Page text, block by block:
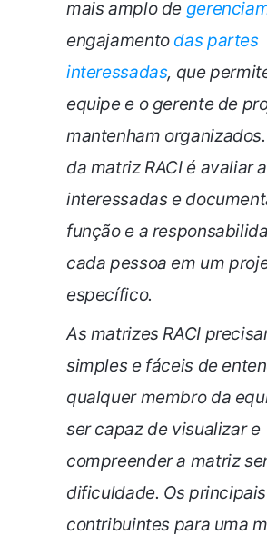
mais amplo de
engajamento das partes
interessadas, que
equipe e o gerente de
mantenham
da matriz RACI é avaliar
interessadas e
função e a
cada pessoa em um
específico.
As matrizes RACI
simples e fáceis de
qualquer membro da
ser capaz de visualizar e
compreender a matriz
dificuldade. Os principais
contribuintes para uma